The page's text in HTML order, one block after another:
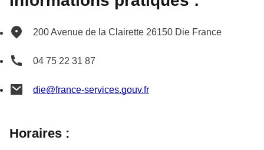
200 Avenue de la Clairette 26150 Die France
04 75 22 31 87
die@france-services.gouv.fr
Horaires :